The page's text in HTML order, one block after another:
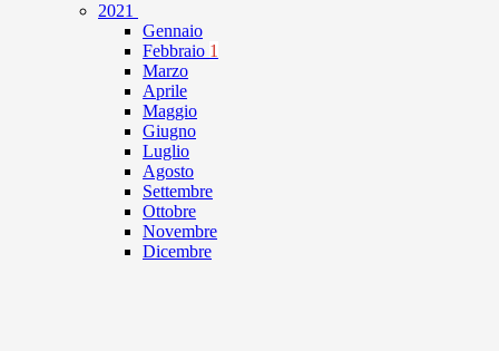
2021
Gennaio
Febbraio 1
Marzo
Aprile
Maggio
Giugno
Luglio
Agosto
Settembre
Ottobre
Novembre
Dicembre